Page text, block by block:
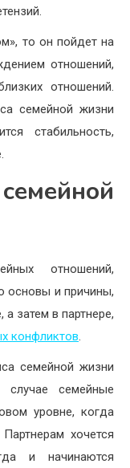
то он пойдет на
отношений,
отношений.
семейной жизни
стабильность,
отношений,
основы и причины,
затем в партнере,
конфликтов.
семейной жизни
семейные
уровне, когда
хочется
и начинаются